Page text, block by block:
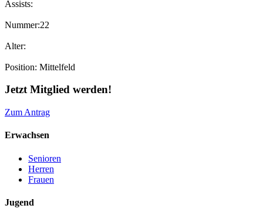
Assists:
Nummer:22
Alter:
Position: Mittelfeld
Jetzt Mitglied werden!
Zum Antrag
Erwachsen
Senioren
Herren
Frauen
Jugend